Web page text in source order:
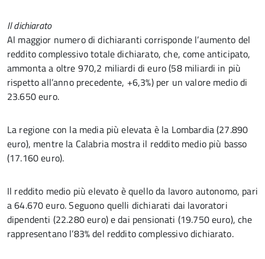
Il dichiarato
Al maggior numero di dichiaranti corrisponde l’aumento del
reddito complessivo totale dichiarato, che, come anticipato,
ammonta a oltre 970,2 miliardi di euro (58 miliardi in più
rispetto all’anno precedente, +6,3%) per un valore medio di
23.650 euro.
La regione con la media più elevata è la Lombardia (27.890
euro), mentre la Calabria mostra il reddito medio più basso
(17.160 euro).
Il reddito medio più elevato è quello da lavoro autonomo, pari
a 64.670 euro. Seguono quelli dichiarati dai lavoratori
dipendenti (22.280 euro) e dai pensionati (19.750 euro), che
rappresentano l’83% del reddito complessivo dichiarato.